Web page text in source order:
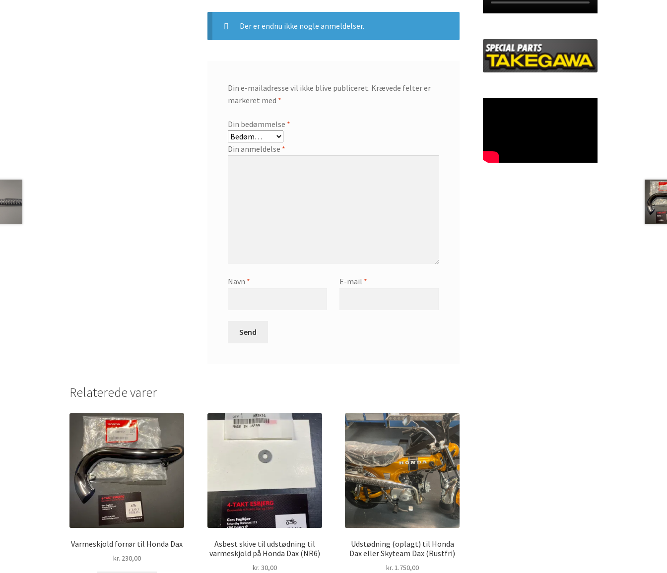
Der er endnu ikke nogle anmeldelser.
Din e-mailadresse vil ikke blive publiceret. Krævede felter er
markeret med *
Din bedømmelse *
Din anmeldelse *
Navn * E-mail *
Relaterede varer
Varmeskjold forrør til Honda Dax
kr. 230,00
Asbest skive til udstødning til
varmeskjold på Honda Dax (NR6)
kr. 30,00
Udstødning (oplagt) til Honda
Dax eller Skyteam Dax (Rustfri)
kr. 1.750,00